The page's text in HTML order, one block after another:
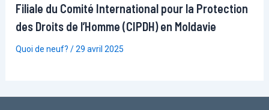
Filiale du Comité International pour la Protection
des Droits de l’Homme (CIPDH) en Moldavie
Quoi de neuf? /29 avril 2025